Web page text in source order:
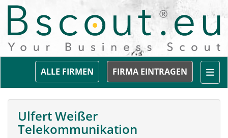
FIRMA EINTRAGEN
ALLE FIRMEN
Ulfert Weißer
Telekommunikation